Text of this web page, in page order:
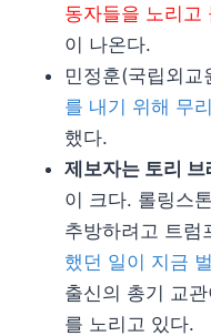
동자들을 노리고
이 나온다.
민정훈(국립외교
를 내기 위해 무
했다.
제보자는 토리
이 크다. 롤링스
추방하려고 트럼
했던 일이 지금
출신의 총기 교
를 노리고 있다.